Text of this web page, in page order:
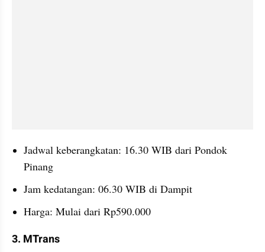
Jadwal keberangkatan: 16.30 WIB dari Pondok
Pinang
Jam kedatangan: 06.30 WIB di Dampit
Harga: Mulai dari Rp590.000
3. MTrans